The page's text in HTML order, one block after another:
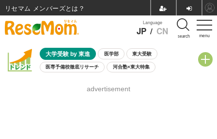
menu
Language
JP / CN search
大学受験 by 東進 医学部 東大受験
医専予備校徹底リサーチ 河合塾×東大特集
8月開催学校説明会・相談会
advertisement
リセマム メンバーズ